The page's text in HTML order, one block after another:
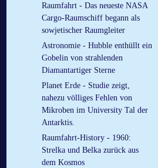
Raumfahrt - Das neueste NASA
Cargo-Raumschiff begann als
sowjetischer Raumgleiter
Astronomie - Hubble enthüllt ein
Gobelin von strahlenden
Diamantartiger Sterne
Planet Erde - Studie zeigt,
nahezu völliges Fehlen von
Mikroben im University Tal der
Antarktis.
Raumfahrt-History - 1960:
Strelka und Belka zurück aus
dem Kosmos